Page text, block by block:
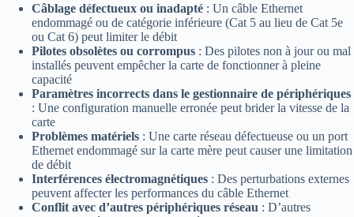
Câblage défectueux ou inadapté : Un câble Ethernet
endommagé ou de catégorie inférieure (Cat 5 au lieu de Cat 5e
ou Cat 6) peut limiter le débit
Pilotes obsolètes ou corrompus : Des pilotes non à jour ou mal
installés peuvent empêcher la carte de fonctionner à pleine
capacité
Paramètres incorrects dans le gestionnaire de périphériques
: Une configuration manuelle erronée peut brider la vitesse de la
carte
Problèmes matériels : Une carte réseau défectueuse ou un port
Ethernet endommagé sur la carte mère peut causer une limitation
de débit
Interférences électromagnétiques : Des perturbations externes
peuvent affecter les performances du câble Ethernet
Conflit avec d’autres périphériques réseau : D’autres